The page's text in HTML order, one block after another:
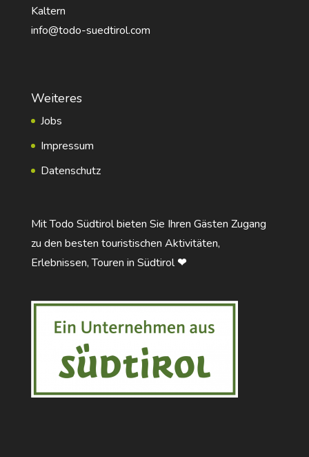
Kaltern
info@todo-suedtirol.com
Weiteres
Jobs
Impressum
Datenschutz
Mit Todo Südtirol bieten Sie Ihren Gästen Zugang
zu den besten touristischen Aktivitäten,
Erlebnissen, Touren in Südtirol❤